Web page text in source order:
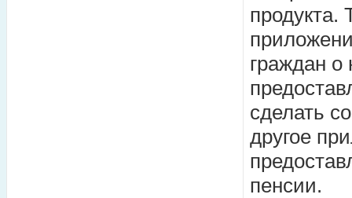
продукта.
граждан о
сделать
другое
пенсии.